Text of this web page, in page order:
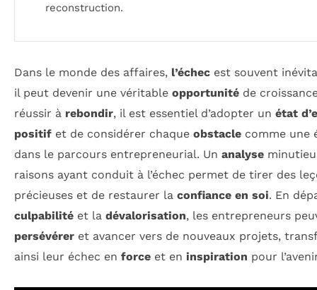
reconstruction.
Dans le monde des affaires, l’échec est souvent
il peut devenir une véritable opportunité de
réussir à rebondir, il est essentiel d’adopter un état
positif et de considérer chaque obstacle comme une
dans le parcours entrepreneurial. Un analyse
raisons ayant conduit à l’échec permet de tirer des
précieuses et de restaurer la confiance en soi. En
culpabilité et la dévalorisation, les entrepreneurs
persévérer et avancer vers de nouveaux projets,
ainsi leur échec en force et en inspiration pour